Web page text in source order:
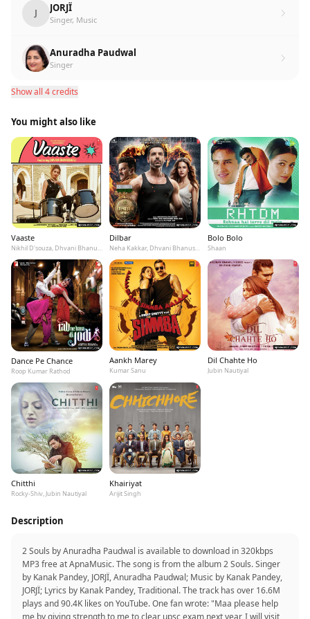
J JORJÏ
Singer, Music
Anuradha Paudwal
Singer
Show all 4 credits
You might also like
Vaaste
Nikhil D'souza, Dhvani Bhanushali, Tanishk Bagchi
Dilbar
Neha Kakkar, Dhvani Bhanushali, Ikka
Bolo Bolo
Shaan
Dance Pe Chance
Roop Kumar Rathod
Aankh Marey
Kumar Sanu
Dil Chahte Ho
Jubin Nautiyal
Chitthi
Rocky-Shiv, Jubin Nautiyal
Khairiyat
Arijit Singh
Description
2 Souls by Anuradha Paudwal is available to download in 320kbps
MP3 free at ApnaMusic. The song is from the album 2 Souls. Singer
by Kanak Pandey, JORJÏ, Anuradha Paudwal; Music by Kanak Pandey,
JORJÏ; Lyrics by Kanak Pandey, Traditional. The track has over 16.6M
plays and 90.4K likes on YouTube. One fan wrote: "Maa please help
me by giving strength to me to clear upsc exam next year, I will visit